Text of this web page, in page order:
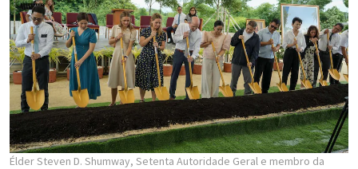
Élder Steven D. Shumway, Setenta Autoridade Geral e membro da